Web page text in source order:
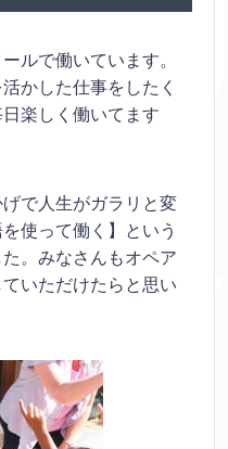
ルで働いています。
かした仕事をしたく
楽しく働いてます
で人生がガラリと変
使って働く】という
。みなさんもオペア
いただけたらと思い